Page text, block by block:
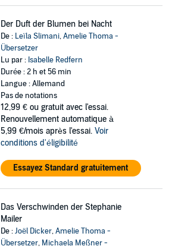
Der Duft der Blumen bei Nacht
De : Leïla Slimani,Amelie Thoma -
Übersetzer
Lu par : Isabelle Redfern
Durée : 2 h et 56 min
Langue : Allemand
Pas de notations
12,99 € ou gratuit avec l'essai.
Renouvellement automatique à
5,99 €/mois après l'essai. Voir
conditions d'éligibilité
Essayez Standard gratuitement
Das Verschwinden der Stephanie
Mailer
De :Joël Dicker,Amelie Thoma -
Übersetzer, Michaela Meßner -